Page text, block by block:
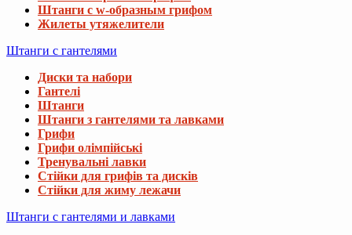
Штанги с w-образным грифом
Жилеты утяжелители
Штанги с гантелями
Диски та набори
Гантелі
Штанги
Штанги з гантелями та лавками
Грифи
Грифи олімпійські
Тренувальні лавки
Стійки для грифів та дисків
Стійки для жиму лежачи
Штанги с гантелями и лавками